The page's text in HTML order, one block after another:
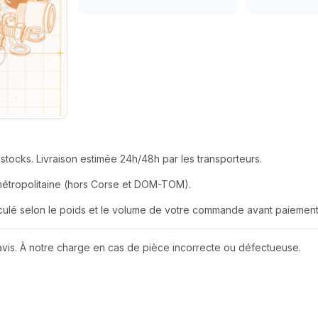
NEW HOLLAND
Wacker Neuson
Livraison estimée 24h/48h par les transporteurs.
(hors Corse et DOM-TOM).
selon le poids et le volume de votre commande avant
À notre charge en cas de pièce incorrecte ou défectueuse.